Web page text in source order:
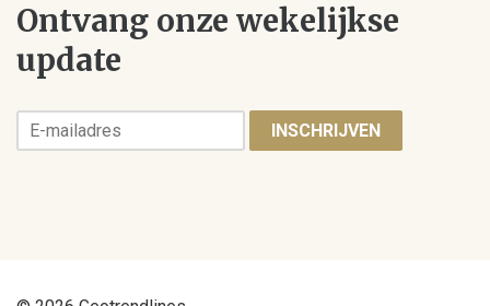
Ontvang onze wekelijkse
update
INSCHRIJVEN